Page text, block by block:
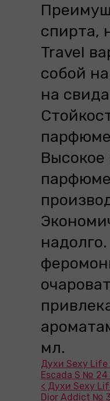
спирта,
Travel
собой
на
Высокое
мл.
Духи Sexy
Escada S № 24
< Духи Sexy
Dior Addict №